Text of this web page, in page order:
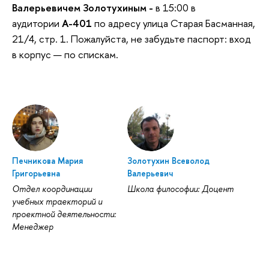
Валерьевичем Золотухиным - в 15:00 в
аудитории А-401 по адресу улица Старая Басманная,
21/4, стр. 1. Пожалуйста, не забудьте паспорт: вход
в корпус — по спискам.
Печникова Мария
Григорьевна
Отдел координации
учебных траекторий и
проектной деятельности:
Менеджер
Золотухин Всеволод
Валерьевич
Школа философии: Доцент